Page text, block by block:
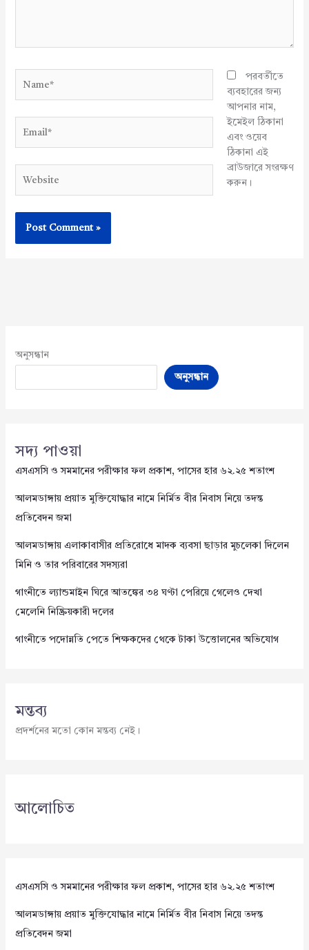
পরবর্তীতে
ব্যবহারের জন্য
আপনার নাম,
ইমেইল ঠিকানা
এবং ওয়েব
ঠিকানা এই
ব্রাউজারে সংরক্ষণ
করুন।
অনুসন্ধান
অনুসন্ধান
সদ্য পাওয়া
এসএসসি ও সমমানের পরীক্ষার ফল প্রকাশ, পাসের হার ৬২.২৫ শতাংশ
আলমডাঙ্গায় প্রয়াত মুক্তিযোদ্ধার নামে নির্মিত বীর নিবাস নিয়ে তদন্ত
প্রতিবেদন জমা
আলমডাঙ্গায় এলাকাবাসীর প্রতিরোধে মাদক ব্যবসা ছাড়ার মুচলেকা দিলেন
মিনি ও তার পরিবারের সদস্যরা
গাংনীতে ল্যান্ডমাইন ঘিরে আতঙ্কের ৩৪ ঘণ্টা পেরিয়ে গেলেও দেখা
মেলেনি নিষ্ক্রিয়কারী দলের
গাংনীতে পদোন্নতি পেতে শিক্ষকদের থেকে টাকা উত্তোলনের অভিযোগ
মন্তব্য
প্রদর্শনের মতো কোন মন্তব্য নেই।
আলোচিত
এসএসসি ও সমমানের পরীক্ষার ফল প্রকাশ, পাসের হার ৬২.২৫ শতাংশ
আলমডাঙ্গায় প্রয়াত মুক্তিযোদ্ধার নামে নির্মিত বীর নিবাস নিয়ে তদন্ত
প্রতিবেদন জমা